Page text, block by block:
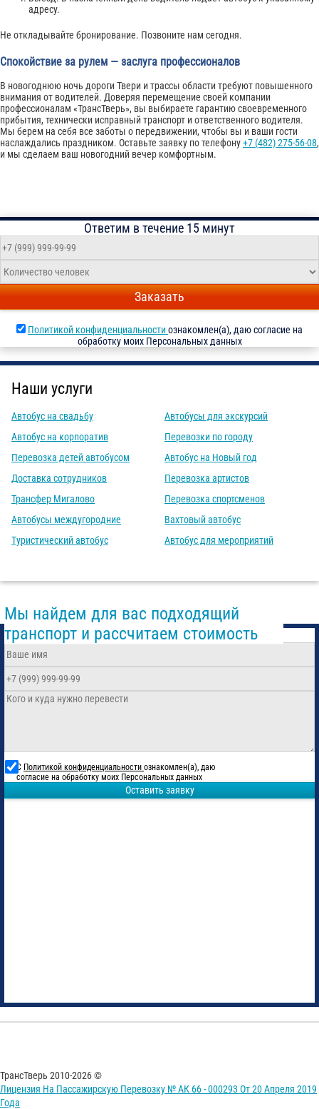
адресу.
Не откладывайте бронирование. Позвоните нам сегодня.
Спокойствие за рулем — заслуга профессионалов
В новогоднюю ночь дороги Твери и трассы области требуют повышенного
внимания от водителей. Доверяя перемещение своей компании
профессионалам «ТрансТверь», вы выбираете гарантию своевременного
прибытия, технически исправный транспорт и ответственного водителя.
Мы берем на себя все заботы о передвижении, чтобы вы и ваши гости
наслаждались праздником. Оставьте заявку по телефону+7 (482) 275-56-08,
и мы сделаем ваш новогодний вечер комфортным.
Ответим в течение 15 минут
Заказать
Политикой конфиденциальностиознакомлен(а), даю согласие на
обработку моих Персональных данных
Наши услуги
Автобус на свадьбу
Автобус на корпоратив
Перевозка детей автобусом
Доставка сотрудников
Трансфер Мигалово
Автобусы междугородние
Туристический автобус
Автобусы для экскурсий
Перевозки по городу
Автобус на Новый год
Перевозка артистов
Перевозка спортсменов
Вахтовый автобус
Автобус для мероприятий
Мы найдем для вас подходящий
транспорт и рассчитаем стоимость
С Политикой конфиденциальности ознакомлен(а), даю
согласие на обработку моих Персональных данных
Оставить заявку
ТрансТверь 2010-2026 ©
Лицензия На Пассажирскую Перевозку № АК 66 - 000293 От 20 Апреля 2019
Года